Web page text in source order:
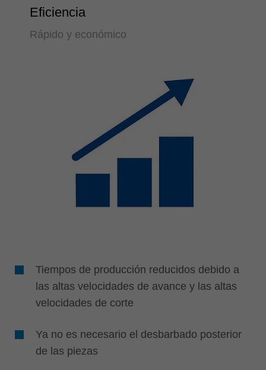
Eficiencia
Rápido y económico
Tiempos de producción reducidos debido a
las altas velocidades de avance y las altas
velocidades de corte
Ya no es necesario el desbarbado posterior
de las piezas